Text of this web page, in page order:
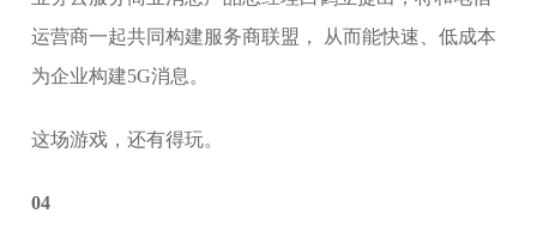
运营商一起共同构建服务商联盟， 从而能快速、低成本
为企业构建5G消息。
这场游戏，还有得玩。
04